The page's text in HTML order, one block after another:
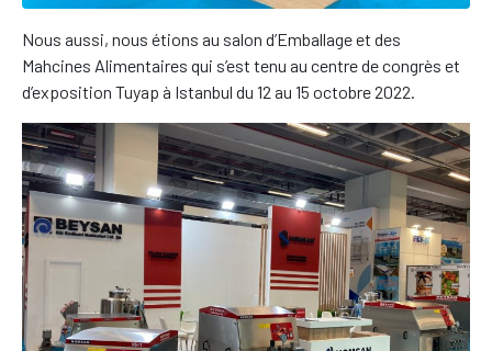
Nous aussi, nous étions au salon d’Emballage et des
Mahcines Alimentaires qui s’est tenu au centre de congrès et
d’exposition Tuyap à Istanbul du 12 au 15 octobre 2022.